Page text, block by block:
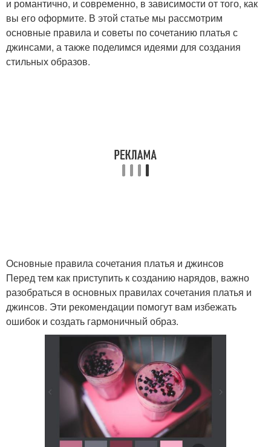
и романтично, и современно, в зависимости от того, как
вы его оформите. В этой статье мы рассмотрим
основные правила и советы по сочетанию платья с
джинсами, а также поделимся идеями для создания
стильных образов.
Основные правила сочетания платья и джинсов
Перед тем как приступить к созданию нарядов, важно
разобраться в основных правилах сочетания платья и
джинсов. Эти рекомендации помогут вам избежать
ошибок и создать гармоничный образ.